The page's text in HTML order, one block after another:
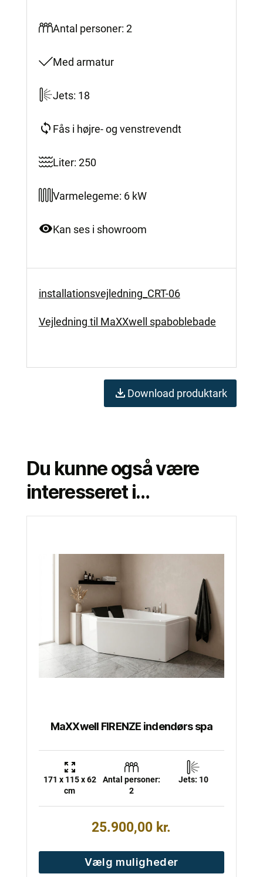
Antal personer: 2
Med armatur
Jets: 18
Fås i højre- og venstrevendt
Liter: 250
Varmelegeme: 6 kW
Kan ses i showroom
installationsvejledning_CRT-06
Vejledning til MaXXwell spaboblebade
Download produktark
Du kunne også være
interesseret i…
MaXXwell FIRENZE indendørs spa
171 x 115 x 62
cm
Antal personer:
2
Jets: 10
25.900,00 kr.
Vælg muligheder
varianter.
Mulighederne
vælges
varesiden